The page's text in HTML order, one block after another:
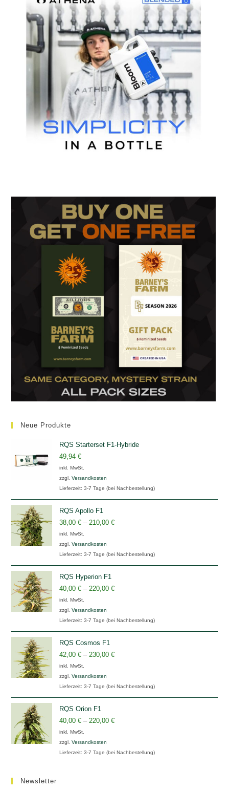
Neue Produkte
RQS Starterset F1-Hybride
49,94€
inkl. MwSt.
zzgl.Versandkosten
Lieferzeit:3-7 Tage (bei Nachbestellung)
RQS Apollo F1
38,00€ – 210,00€
inkl. MwSt.
zzgl.Versandkosten
Lieferzeit:3-7 Tage (bei Nachbestellung)
RQS Hyperion F1
40,00€ – 220,00€
inkl. MwSt.
zzgl.Versandkosten
Lieferzeit:3-7 Tage (bei Nachbestellung)
RQS Cosmos F1
42,00€ – 230,00€
inkl. MwSt.
zzgl.Versandkosten
Lieferzeit:3-7 Tage (bei Nachbestellung)
RQS Orion F1
40,00€ – 220,00€
inkl. MwSt.
zzgl.Versandkosten
Lieferzeit:3-7 Tage (bei Nachbestellung)
Newsletter